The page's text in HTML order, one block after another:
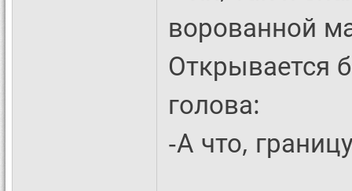
ворованной
Открывается
голова:
-А что,